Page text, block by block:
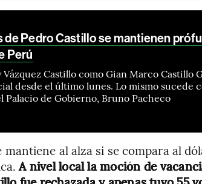
de Pedro Castillo se mantienen
Perú
Vázquez Castillo como Gian Marco Castillo
desde el último lunes. Lo mismo sucede
Palacio de Gobierno, Bruno Pacheco
al alza si se compara al
A nivel local la moción de